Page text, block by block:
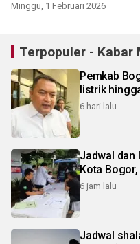
Minggu, 1 Februari 2026
Terpopuler - Kabar
Pemkab
listrik
6 hari lalu
Jadwal dan
Kota
6 jam lalu
Jadwal